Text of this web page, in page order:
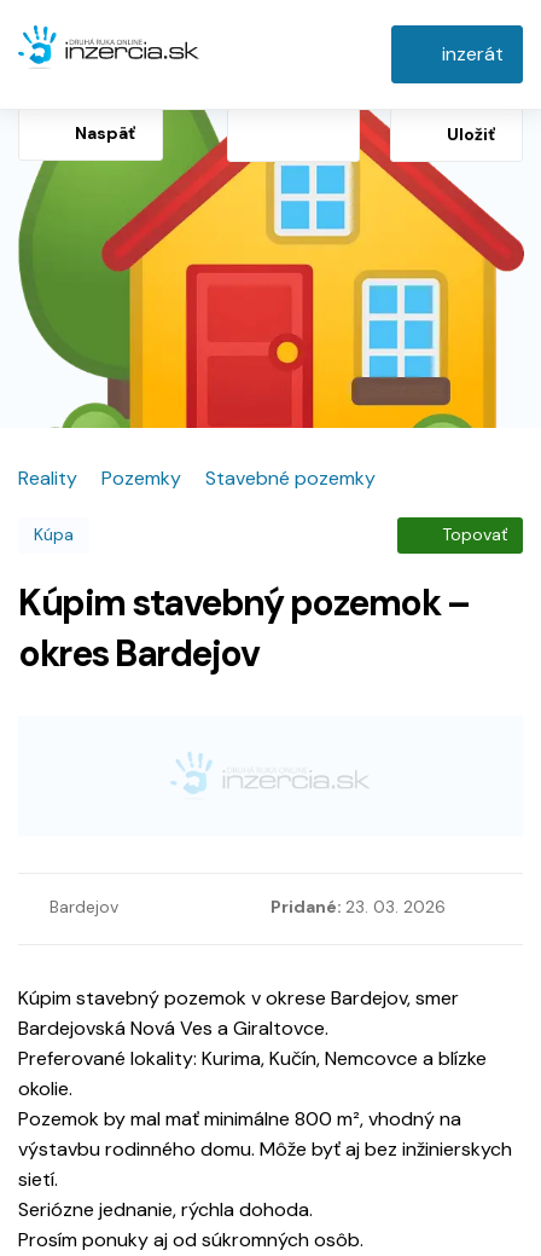
inzerát
Naspäť Uložiť
Reality Pozemky Stavebné pozemky
Kúpa Topovať
Kúpim stavebný pozemok –
okres Bardejov
Bardejov Pridané: 23. 03. 2026
Kúpim stavebný pozemok v okrese Bardejov, smer
Bardejovská Nová Ves a Giraltovce.
Preferované lokality: Kurima, Kučín, Nemcovce a blízke
okolie.
Pozemok by mal mať minimálne 800 m², vhodný na
výstavbu rodinného domu. Môže byť aj bez inžinierskych
sietí.
Seriózne jednanie, rýchla dohoda.
Prosím ponuky aj od súkromných osôb.